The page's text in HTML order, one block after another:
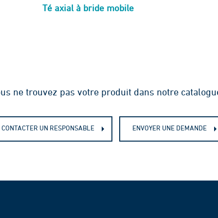
Té axial à bride mobile
ne trouvez pas votre produit dans notre
CONTACTER UN RESPONSABLE ENVOYER UNE DEMANDE